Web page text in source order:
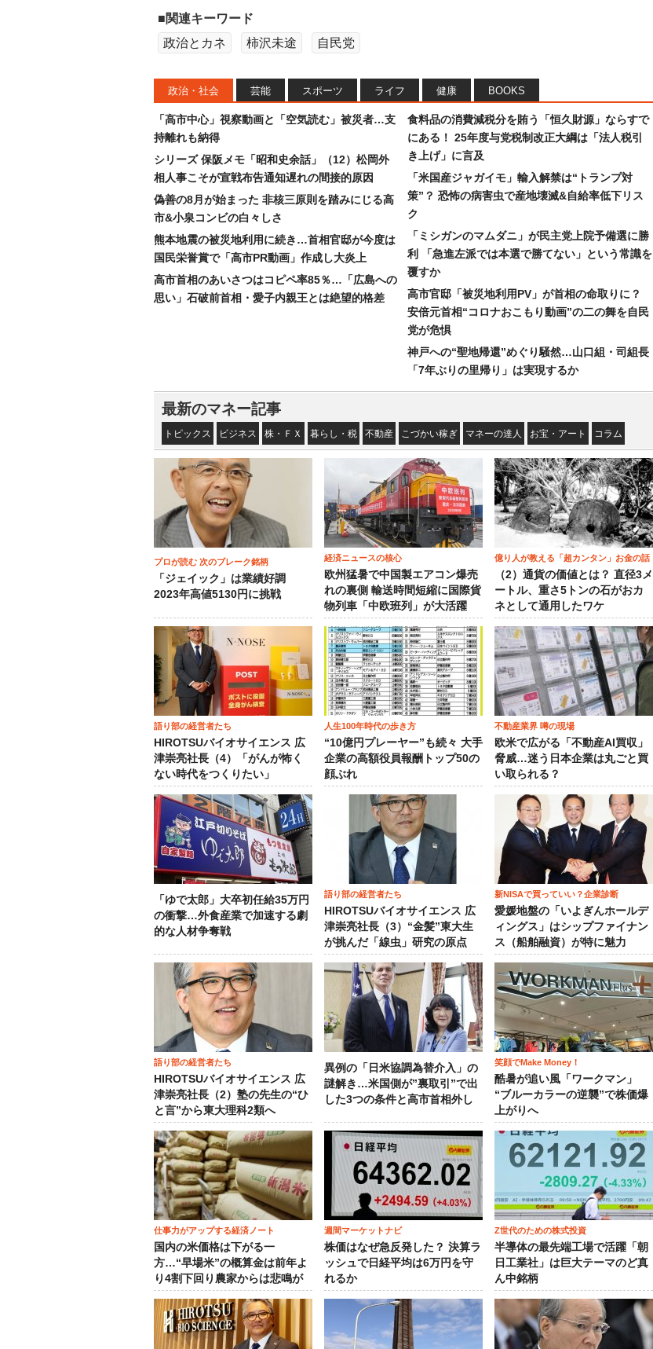
■関連キーワード
政治とカネ
柿沢未途 自民党
政治・社会 芸能 スポーツ ライフ 健康 BOOKS
「高市中心」視察動画と「空気読む」被災者…支
持離れも納得
シリーズ 保阪メモ「昭和史余話」（12）松岡外
相人事こそが宣戦布告通知遅れの間接的原因
偽善の8月が始まった 非核三原則を踏みにじる高
市&小泉コンビの白々しさ
熊本地震の被災地利用に続き…首相官邸が今度は
国民栄誉賞で「高市PR動画」作成し大炎上
高市首相のあいさつはコピペ率85％…「広島への
思い」石破前首相・愛子内親王とは絶望的格差
食料品の消費減税分を賄う「恒久財源」ならすで
にある！ 25年度与党税制改正大綱は「法人税引
き上げ」に言及
「米国産ジャガイモ」輸入解禁は“トランプ対
策”？ 恐怖の病害虫で産地壊滅&自給率低下リス
ク
「ミシガンのマムダニ」が民主党上院予備選に勝
利 「急進左派では本選で勝てない」という常識を
覆すか
高市官邸「被災地利用PV」が首相の命取りに？
安倍元首相“コロナおこもり動画”の二の舞を自民
党が危惧
神戸への“聖地帰還”めぐり騒然…山口組・司組長
「7年ぶりの里帰り」は実現するか
最新のマネー記事
トピックス ビジネス 株・ＦＸ 暮らし・税 不動産 こづかい稼ぎ マネーの達人 お宝・アート コラム
プロが読む 次のブレーク銘柄
「ジェイック」は業績好調
2023年高値5130円に挑戦
経済ニュースの核心
欧州猛暑で中国製エアコン爆売
れの裏側 輸送時間短縮に国際貨
物列車「中欧班列」が大活躍
億り人が教える「超カンタン」お金の話
（2）通貨の価値とは？ 直径3メ
ートル、重さ5トンの石がおカ
ネとして通用したワケ
語り部の経営者たち
HIROTSUバイオサイエンス 広
津崇亮社長（4）「がんが怖く
ない時代をつくりたい」
人生100年時代の歩き方
“10億円プレーヤー”も続々 大手
企業の高額役員報酬トップ50の
顔ぶれ
不動産業界 噂の現場
欧米で広がる「不動産AI買収」
脅威…迷う日本企業は丸ごと買
い取られる？
「ゆで太郎」大卒初任給35万円
の衝撃…外食産業で加速する劇
的な人材争奪戦
語り部の経営者たち
HIROTSUバイオサイエンス 広
津崇亮社長（3）“金髪”東大生
が挑んだ「線虫」研究の原点
新NISAで買っていい？企業診断
愛媛地盤の「いよぎんホールデ
ィングス」はシップファイナン
ス（船舶融資）が特に魅力
語り部の経営者たち
HIROTSUバイオサイエンス 広
津崇亮社長（2）塾の先生の“ひ
と言”から東大理科2類へ
異例の「日米協調為替介入」の
謎解き…米国側が”裏取引”で出
した3つの条件と高市首相外し
笑顔でMake Money！
酷暑が追い風「ワークマン」
“ブルーカラーの逆襲”で株価爆
上がりへ
仕事力がアップする経済ノート
国内の米価格は下がる一
方…“早場米”の概算金は前年よ
り4割下回り農家からは悲鳴が
週間マーケットナビ
株価はなぜ急反発した？ 決算ラ
ッシュで日経平均は6万円を守
れるか
Z世代のための株式投資
半導体の最先端工場で活躍「朝
日工業社」は巨大テーマのど真
ん中銘柄